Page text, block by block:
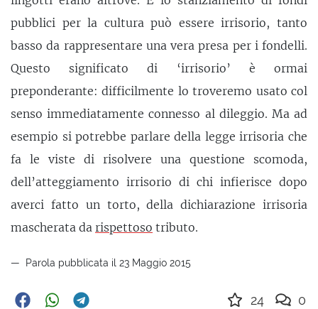
pubblici per la cultura può essere irrisorio, tanto
basso da rappresentare una vera presa per i fondelli.
Questo significato di ‘irrisorio’ è ormai
preponderante: difficilmente lo troveremo usato col
senso immediatamente connesso al dileggio. Ma ad
esempio si potrebbe parlare della legge irrisoria che
fa le viste di risolvere una questione scomoda,
dell’atteggiamento irrisorio di chi infierisce dopo
averci fatto un torto, della dichiarazione irrisoria
mascherata da rispettoso tributo.
Parola pubblicata il 23 Maggio 2015
24 0